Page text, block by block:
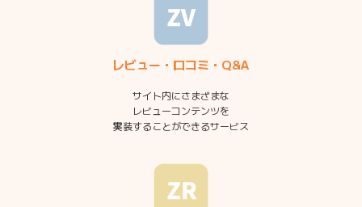
レビュー・口コミ・Q&A
サイト内にさまざまな
レビューコンテンツを
実装することができるサービス